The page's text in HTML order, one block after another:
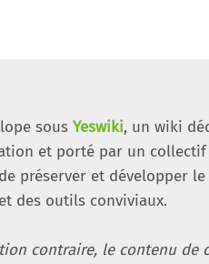
sous Yeswiki, un wiki
et porté par un collectif
préserver et développer
des outils conviviaux.
contraire, le contenu de